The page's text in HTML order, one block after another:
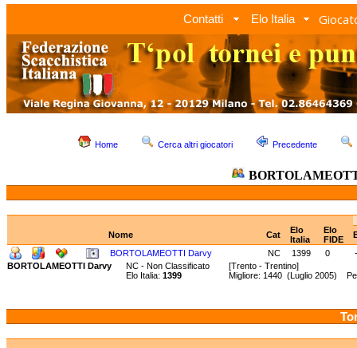
Contatti Elo Italia
Home Cerca altri giocatori Precedente
Nome Cat
Elo
Italia
Elo
FIDE
BORTOLAMEOTTI Darvy
NC 1399 0
-
BORTOLAMEOTTI Darvy
NC - Non Classificato [Trento - Trentino]
Elo Italia: 1399 Migliore: 1440 (Luglio 2005)